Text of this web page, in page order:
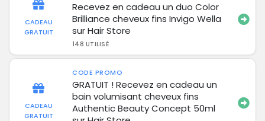
CADEAU
GRATUIT
Recevez en cadeau un duo Color
Brilliance cheveux fins Invigo Wella
sur Hair Store
148 UTILISÉ
CADEAU
GRATUIT
CODE PROMO
GRATUIT ! Recevez en cadeau un
bain volumisant cheveux fins
Authentic Beauty Concept 50ml